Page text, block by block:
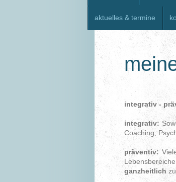
aktuelles & termine
integrativ -
integrativ:
Coaching,
präventiv:
ganzheitlich